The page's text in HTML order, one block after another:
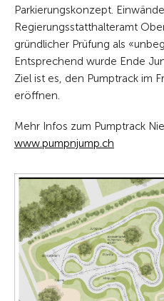
Parkierungskonzept.
Regierungsstatthalteramt
gründlicher Prüfung als
Entsprechend wurde Ende
Ziel ist es, den Pumptrack im
eröffnen.
Mehr Infos zum Pumptrack
www.pumpnjump.ch